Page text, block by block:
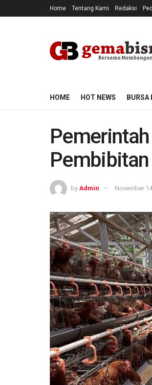
Home Tentang Kami Redaksi
HOME HOT NEWS BURSA
by Admin November